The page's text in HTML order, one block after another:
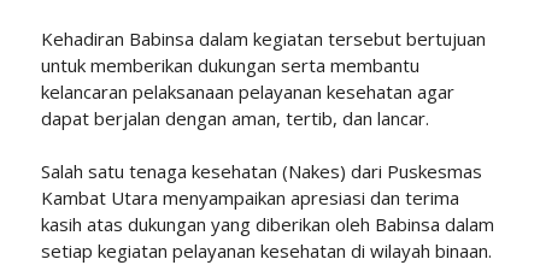
Kehadiran Babinsa dalam kegiatan tersebut bertujuan
untuk memberikan dukungan serta membantu
kelancaran pelaksanaan pelayanan kesehatan agar
dapat berjalan dengan aman, tertib, dan lancar.
Salah satu tenaga kesehatan (Nakes) dari Puskesmas
Kambat Utara menyampaikan apresiasi dan terima
kasih atas dukungan yang diberikan oleh Babinsa dalam
setiap kegiatan pelayanan kesehatan di wilayah binaan.